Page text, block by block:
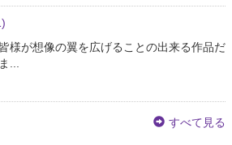
様が想像の翼を広げることの出来る作品だ
...
すべて見る